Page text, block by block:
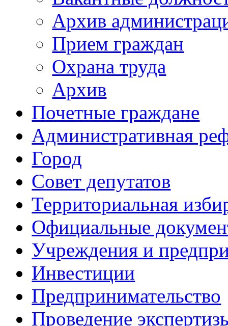
Архив
Прием граждан
Охрана труда
Архив
Почетные граждане
Административная
Город
Совет депутатов
Территориальная
Официальные
Учреждения и
Инвестиции
Предпринимательство
Проведение